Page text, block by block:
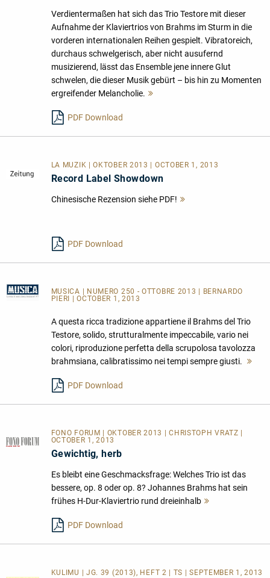
Verdientermaßen hat sich das Trio Testore mit dieser
Aufnahme der Klaviertrios von Brahms im Sturm in die
vorderen internationalen Reihen gespielt. Vibratoreich,
durchaus schwelgerisch, aber nicht ausufernd
musizierend, lässt das Ensemble jene innere Glut
schwelen, die dieser Musik gebürt – bis hin zu Momenten
ergreifender Melancholie.
PDF Download
LA MUZIK | OKTOBER 2013 | OCTOBER 1, 2013
Record Label Showdown
Chinesische Rezension siehe PDF!
PDF Download
MUSICA
| NUMERO 250 - OTTOBRE 2013 | BERNARDO
PIERI | OCTOBER 1, 2013
A questa ricca tradizione appartiene il Brahms del Trio
Testore, solido, strutturalmente impeccabile, vario nei
colori, riproduzione perfetta della scrupolosa tavolozza
brahmsiana, calibratissimo nei tempi sempre giusti.
PDF Download
FONO FORUM | OKTOBER 2013 | CHRISTOPH VRATZ |
OCTOBER 1, 2013
Gewichtig, herb
Es bleibt eine Geschmacksfrage: Welches Trio ist das
bessere, op. 8 oder op. 8? Johannes Brahms hat sein
frühes H-Dur-Klaviertrio rund dreieinhalb
PDF Download
KULIMU | JG. 39 (2013), HEFT 2 | TS | SEPTEMBER 1, 2013